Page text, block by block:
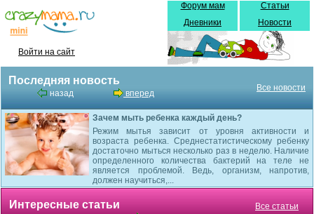
Войти на сайт
Форум мам
Дневники
Статьи
Новости
Последняя новость
назад вперед
Все новости
Зачем мыть ребенка каждый день?
Режим мытья зависит от уровня активности и
возраста ребенка. Среднестатистическому ребенку
достаточно мыться несколько раз в неделю. Наличие
определенного количества бактерий на теле не
является проблемой. Ведь, организм, напротив,
должен научиться,...
Интересные статьи Все статьи